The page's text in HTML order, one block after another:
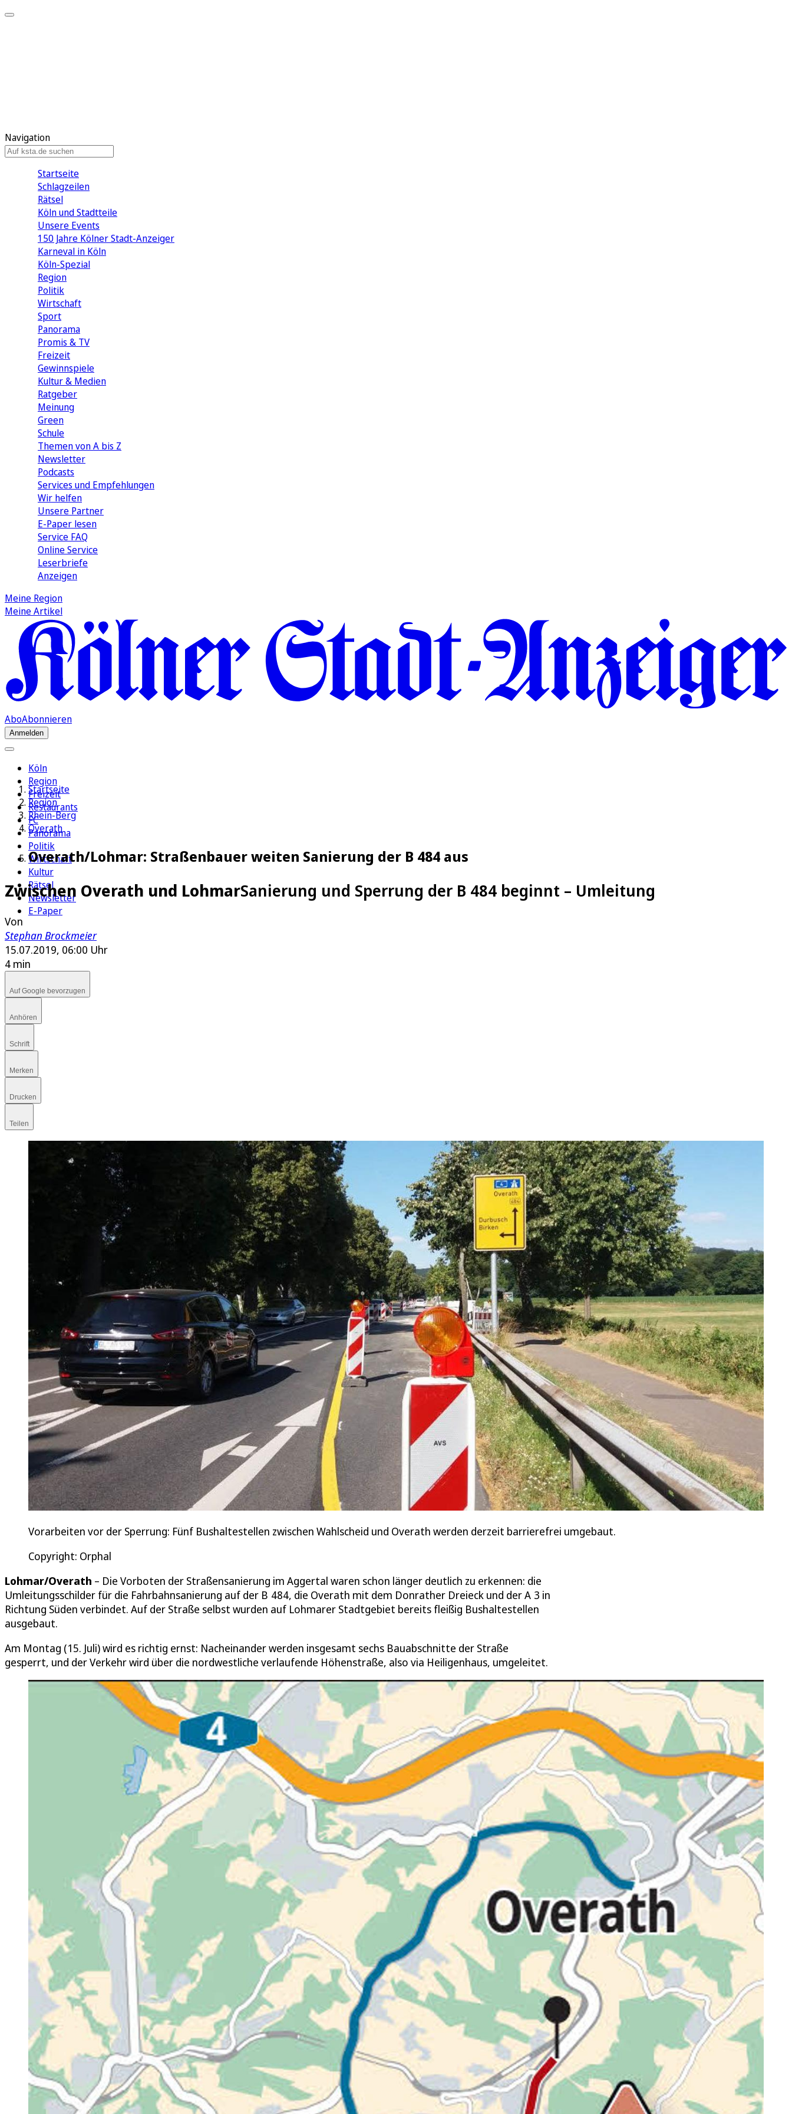
Navigation
Startseite
Schlagzeilen
Rätsel
Köln und Stadtteile
Unsere Events
150 Jahre Kölner Stadt-Anzeiger
Karneval in Köln
Köln-Spezial
Region
Politik
Wirtschaft
Sport
Panorama
Promis & TV
Freizeit
Gewinnspiele
Kultur & Medien
Ratgeber
Meinung
Green
Schule
Themen von A bis Z
Newsletter
Podcasts
Services und Empfehlungen
Wir helfen
Unsere Partner
E-Paper lesen
Service FAQ
Online Service
Leserbriefe
Anzeigen
Meine Region
Meine Artikel
AboAbonnieren
Anmelden
Köln
Region
Freizeit
Restaurants
FC
Panorama
Politik
Wirtschaft
Kultur
Rätsel
Newsletter
E-Paper
Startseite
Region
Rhein-Berg
Overath
Overath/Lohmar: Straßenbauer weiten Sanierung der B 484 aus
Zwischen Overath und LohmarSanierung und Sperrung der B 484 beginnt – Umleitung
Von
Stephan Brockmeier
15.07.2019, 06:00 Uhr
4 min
Auf Google bevorzugen
Anhören
Schrift
Merken
Drucken
Teilen
Vorarbeiten vor der Sperrung: Fünf Bushaltestellen zwischen Wahlscheid und Overath werden derzeit barrierefrei umgebaut.
Copyright: Orphal
Lohmar/Overath – Die Vorboten der Straßensanierung im Aggertal waren schon länger deutlich zu erkennen: die
Umleitungsschilder für die Fahrbahnsanierung auf der B 484, die Overath mit dem Donrather Dreieck und der A 3 in
Richtung Süden verbindet. Auf der Straße selbst wurden auf Lohmarer Stadtgebiet bereits fleißig Bushaltestellen
ausgebaut.
Am Montag (15. Juli) wird es richtig ernst: Nacheinander werden insgesamt sechs Bauabschnitte der Straße
gesperrt, und der Verkehr wird über die nordwestliche verlaufende Höhenstraße, also via Heiligenhaus, umgeleitet.